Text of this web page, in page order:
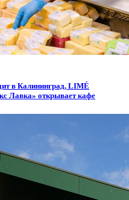
в Калининград, LIMÉ
Лавка» открывает кафе